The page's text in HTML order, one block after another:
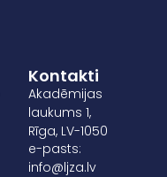
Kontakti
Akadēmijas
laukums 1,
Rīga, LV-1050
e-pasts:
info@ljza.lv